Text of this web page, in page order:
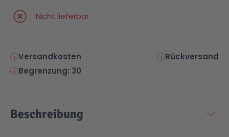
Nicht lieferbar
Versandkosten
Rückversand
Begrenzung: 30
Beschreibung